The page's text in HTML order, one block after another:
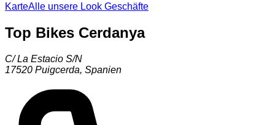
KarteAlle unsere Look Geschäfte
Top Bikes Cerdanya
C/ La Estacio S/N
17520 Puigcerda, Spanien